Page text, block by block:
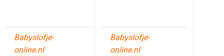
Babyslofje-
online.nl
Babyslofje-
online.nl